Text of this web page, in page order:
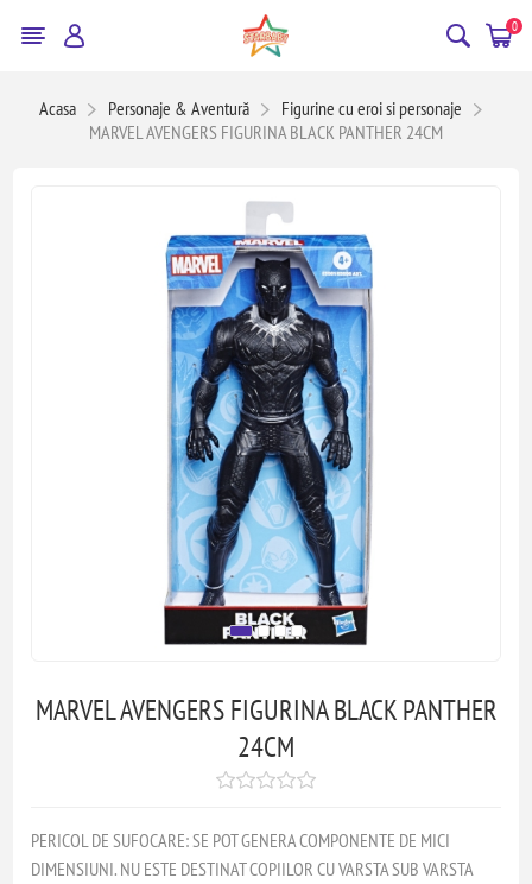
0
Acasa Personaje & Aventură
Figurine cu eroi si personaje
MARVEL AVENGERS FIGURINA BLACK PANTHER 24CM
MARVEL AVENGERS FIGURINA BLACK PANTHER
24CM
PERICOL DE SUFOCARE: SE POT GENERA COMPONENTE DE MICI
DIMENSIUNI. NU ESTE DESTINAT COPIILOR CU VARSTA SUB VARSTA